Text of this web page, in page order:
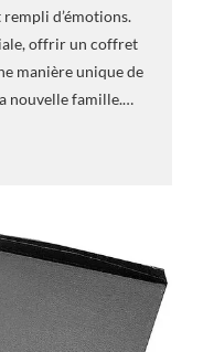
d’émotions.
offrir un coffret
manière unique de
nouvelle famille.…